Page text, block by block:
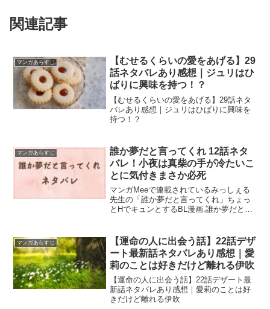
関連記事
マンガあらすじ
【むせるくらいの愛をあげる】29
話ネタバレあり感想｜ジュリはひ
ばりに興味を持つ！？
【むせるくらいの愛をあげる】29話ネタ
バレあり感想｜ジュリはひばりに興味を
持つ！？
マンガあらすじ
誰か夢だと言ってくれ 12話ネタ
バレ！小夜は真柴の手が冷たいこ
とに気付きまさか必死
マンガMeeで連載されているみっしぇる
先生の「誰か夢だと言ってくれ」ちょっ
とHでキュンとするBL漫画.誰か夢だと言
マンガあらすじ
【運命の人に出会う話】22話デザ
ート最新話ネタバレあり感想｜愛
莉のことは好きだけど離れる伊吹
【運命の人に出会う話】22話デザート最
新話ネタバレあり感想｜愛莉のことは好
きだけど離れる伊吹